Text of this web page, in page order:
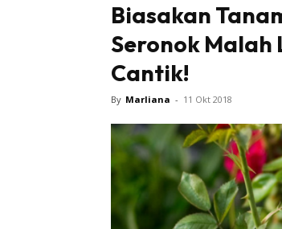
Biasakan
Seronok Malah
Cantik!
By Marliana - 11 Okt 2018